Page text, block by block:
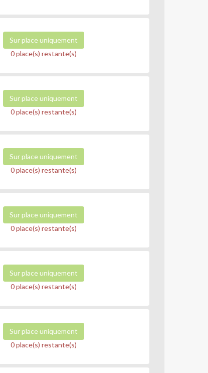
Sur place uniquement
0 place(s) restante(s)
Sur place uniquement
0 place(s) restante(s)
Sur place uniquement
0 place(s) restante(s)
Sur place uniquement
0 place(s) restante(s)
Sur place uniquement
0 place(s) restante(s)
Sur place uniquement
0 place(s) restante(s)